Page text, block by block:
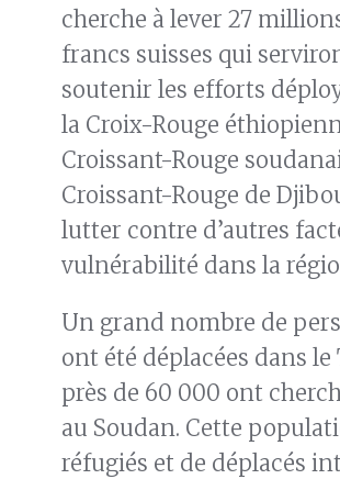
cherche à lever 27
francs suisses qui
soutenir les efforts
la Croix-Rouge
Croissant-Rouge
Croissant-Rouge de
lutter contre d’autres
vulnérabilité dans la
Un grand nombre de
ont été déplacées dans le
près de 60 000 ont
au Soudan. Cette
réfugiés et de déplacés